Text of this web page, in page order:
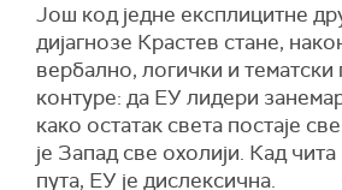
Још код једне експлицитне
дијагнозе Крастев стане,
вербално, логички и
контуре: да ЕУ лидери
како остатак света постаје
је Запад све охолији. Кад
пута, ЕУ је дислексична.